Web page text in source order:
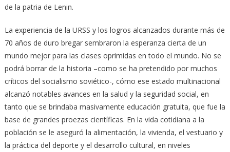
de la patria de Lenin.
La experiencia de la URSS y los logros alcanzados durante más de
70 años de duro bregar sembraron la esperanza cierta de un
mundo mejor para las clases oprimidas en todo el mundo. No se
podrá borrar de la historia –como se ha pretendido por muchos
críticos del socialismo soviético-, cómo ese estado multinacional
alcanzó notables avances en la salud y la seguridad social, en
tanto que se brindaba masivamente educación gratuita, que fue la
base de grandes proezas científicas. En la vida cotidiana a la
población se le aseguró la alimentación, la vivienda, el vestuario y
la práctica del deporte y el desarrollo cultural, en niveles